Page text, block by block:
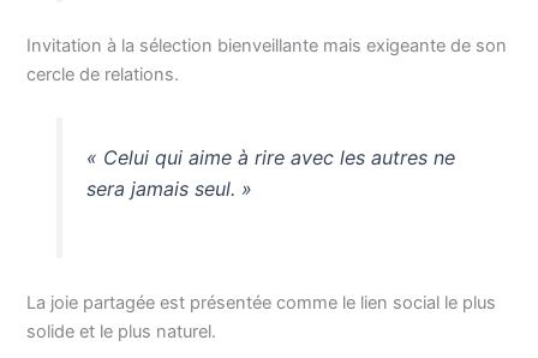
Invitation à la sélection bienveillante mais exigeante de son
cercle de relations.
« Celui qui aime à rire avec les autres ne
sera jamais seul. »
La joie partagée est présentée comme le lien social le plus
solide et le plus naturel.